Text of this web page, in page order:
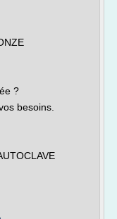
?
besoins.